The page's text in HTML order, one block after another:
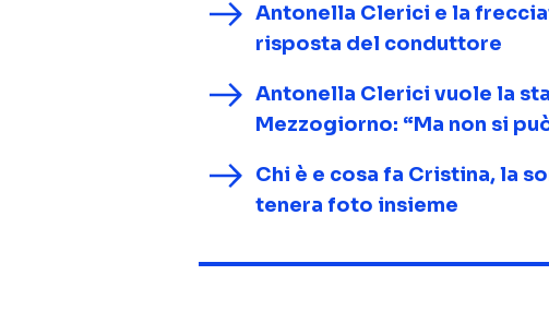
Antonella Clerici e la
risposta del conduttore
Antonella Clerici vuole la
Mezzogiorno: “Ma non si
Chi è e cosa fa Cristina, la
tenera foto insieme